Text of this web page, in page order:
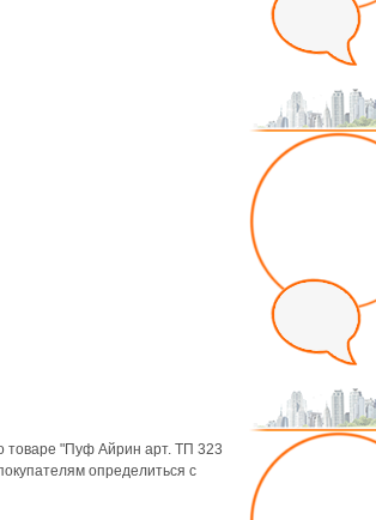
товаре "Пуф Айрин арт. ТП 323
определиться с